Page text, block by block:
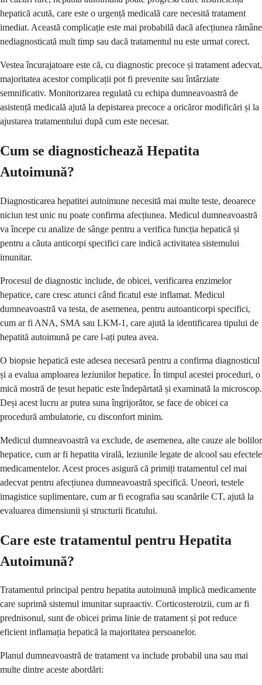
hepatică acută, care este o urgență medicală care necesită tratament
imediat. Această complicație este mai probabilă dacă afecțiunea rămâne
nediagnosticată mult timp sau dacă tratamentul nu este urmat corect.
Vestea încurajatoare este că, cu diagnostic precoce și tratament adecvat,
majoritatea acestor complicații pot fi prevenite sau întârziate
semnificativ. Monitorizarea regulată cu echipa dumneavoastră de
asistență medicală ajută la depistarea precoce a oricăror modificări și la
ajustarea tratamentului după cum este necesar.
Cum se diagnostichează Hepatita
Autoimună?
Diagnosticarea hepatitei autoimune necesită mai multe teste, deoarece
niciun test unic nu poate confirma afecțiunea. Medicul dumneavoastră
va începe cu analize de sânge pentru a verifica funcția hepatică și
pentru a căuta anticorpi specifici care indică activitatea sistemului
imunitar.
Procesul de diagnostic include, de obicei, verificarea enzimelor
hepatice, care cresc atunci când ficatul este inflamat. Medicul
dumneavoastră va testa, de asemenea, pentru autoanticorpi specifici,
cum ar fi ANA, SMA sau LKM-1, care ajută la identificarea tipului de
hepatită autoimună pe care l-ați putea avea.
O biopsie hepatică este adesea necesară pentru a confirma diagnosticul
și a evalua amploarea leziunilor hepatice. În timpul acestei proceduri, o
mică mostră de țesut hepatic este îndepărtată și examinată la microscop.
Deși acest lucru ar putea suna îngrijorător, se face de obicei ca
procedură ambulatorie, cu disconfort minim.
Medicul dumneavoastră va exclude, de asemenea, alte cauze ale bolilor
hepatice, cum ar fi hepatita virală, leziunile legate de alcool sau efectele
medicamentelor. Acest proces asigură că primiți tratamentul cel mai
adecvat pentru afecțiunea dumneavoastră specifică. Uneori, testele
imagistice suplimentare, cum ar fi ecografia sau scanările CT, ajută la
evaluarea dimensiunii și structurii ficatului.
Care este tratamentul pentru Hepatita
Autoimună?
Tratamentul principal pentru hepatita autoimună implică medicamente
care suprimă sistemul imunitar supraactiv. Corticosteroizii, cum ar fi
prednisonul, sunt de obicei prima linie de tratament și pot reduce
eficient inflamația hepatică la majoritatea persoanelor.
Planul dumneavoastră de tratament va include probabil una sau mai
multe dintre aceste abordări: